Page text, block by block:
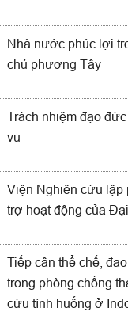
Nhà nước phúc lợi
chủ phương Tây
Trách nhiệm đạo
vụ
Viện Nghiên cứu lập
trợ hoạt động của
Tiếp cận thể chế,
trong phòng chống
cứu tình huống ở